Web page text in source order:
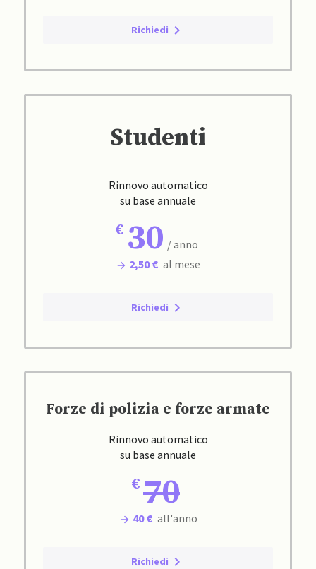
Richiedi
Studenti
Rinnovo automatico
su base annuale
30 / anno
2,50 € al mese
Richiedi
Forze di polizia e forze armate
Rinnovo automatico
su base annuale
70
40 € all'anno
Richiedi